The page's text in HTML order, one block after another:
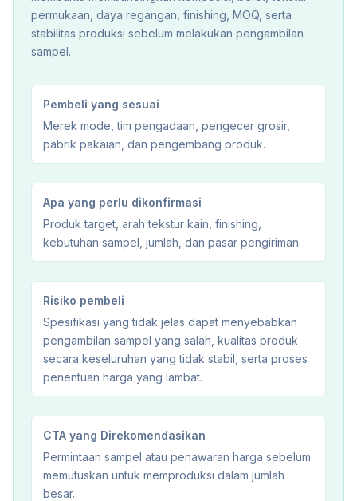
permukaan, daya regangan, finishing, MOQ, serta
stabilitas produksi sebelum melakukan pengambilan
sampel.
Pembeli yang sesuai
Merek mode, tim pengadaan, pengecer grosir,
pabrik pakaian, dan pengembang produk.
Apa yang perlu dikonfirmasi
Produk target, arah tekstur kain, finishing,
kebutuhan sampel, jumlah, dan pasar pengiriman.
Risiko pembeli
Spesifikasi yang tidak jelas dapat menyebabkan
pengambilan sampel yang salah, kualitas produk
secara keseluruhan yang tidak stabil, serta proses
penentuan harga yang lambat.
CTA yang Direkomendasikan
Permintaan sampel atau penawaran harga sebelum
memutuskan untuk memproduksi dalam jumlah
besar.